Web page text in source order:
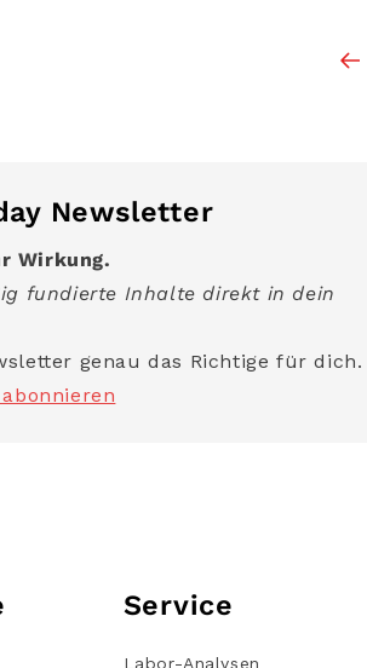
Newsletter
Wirkung.
fundierte Inhalte direkt in dein
genau das Richtige für dich.
Service
Labor-Analysen